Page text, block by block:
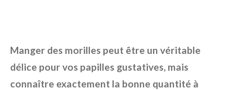
Manger des morilles peut être un véritable
délice pour vos papilles gustatives, mais
connaître exactement la bonne quantité à